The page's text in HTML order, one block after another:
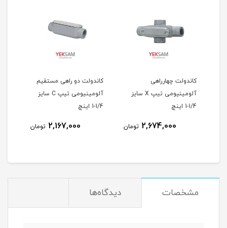
کاندولت چهارراهی
آلومینیومی تیپ X سایز
1/4-1 اینچ
2,674,000 تومان
کاندولت دو راهی مستقیم
آلومینیومی تیپ C سایز
1/4-1 اینچ
2,167,000 تومان
مشخصات دیدگاه‌ها